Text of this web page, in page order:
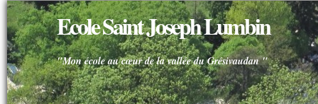
Ecole Saint Joseph Lumbin
"Mon école au cœur de la vallée du Grésivaudan "